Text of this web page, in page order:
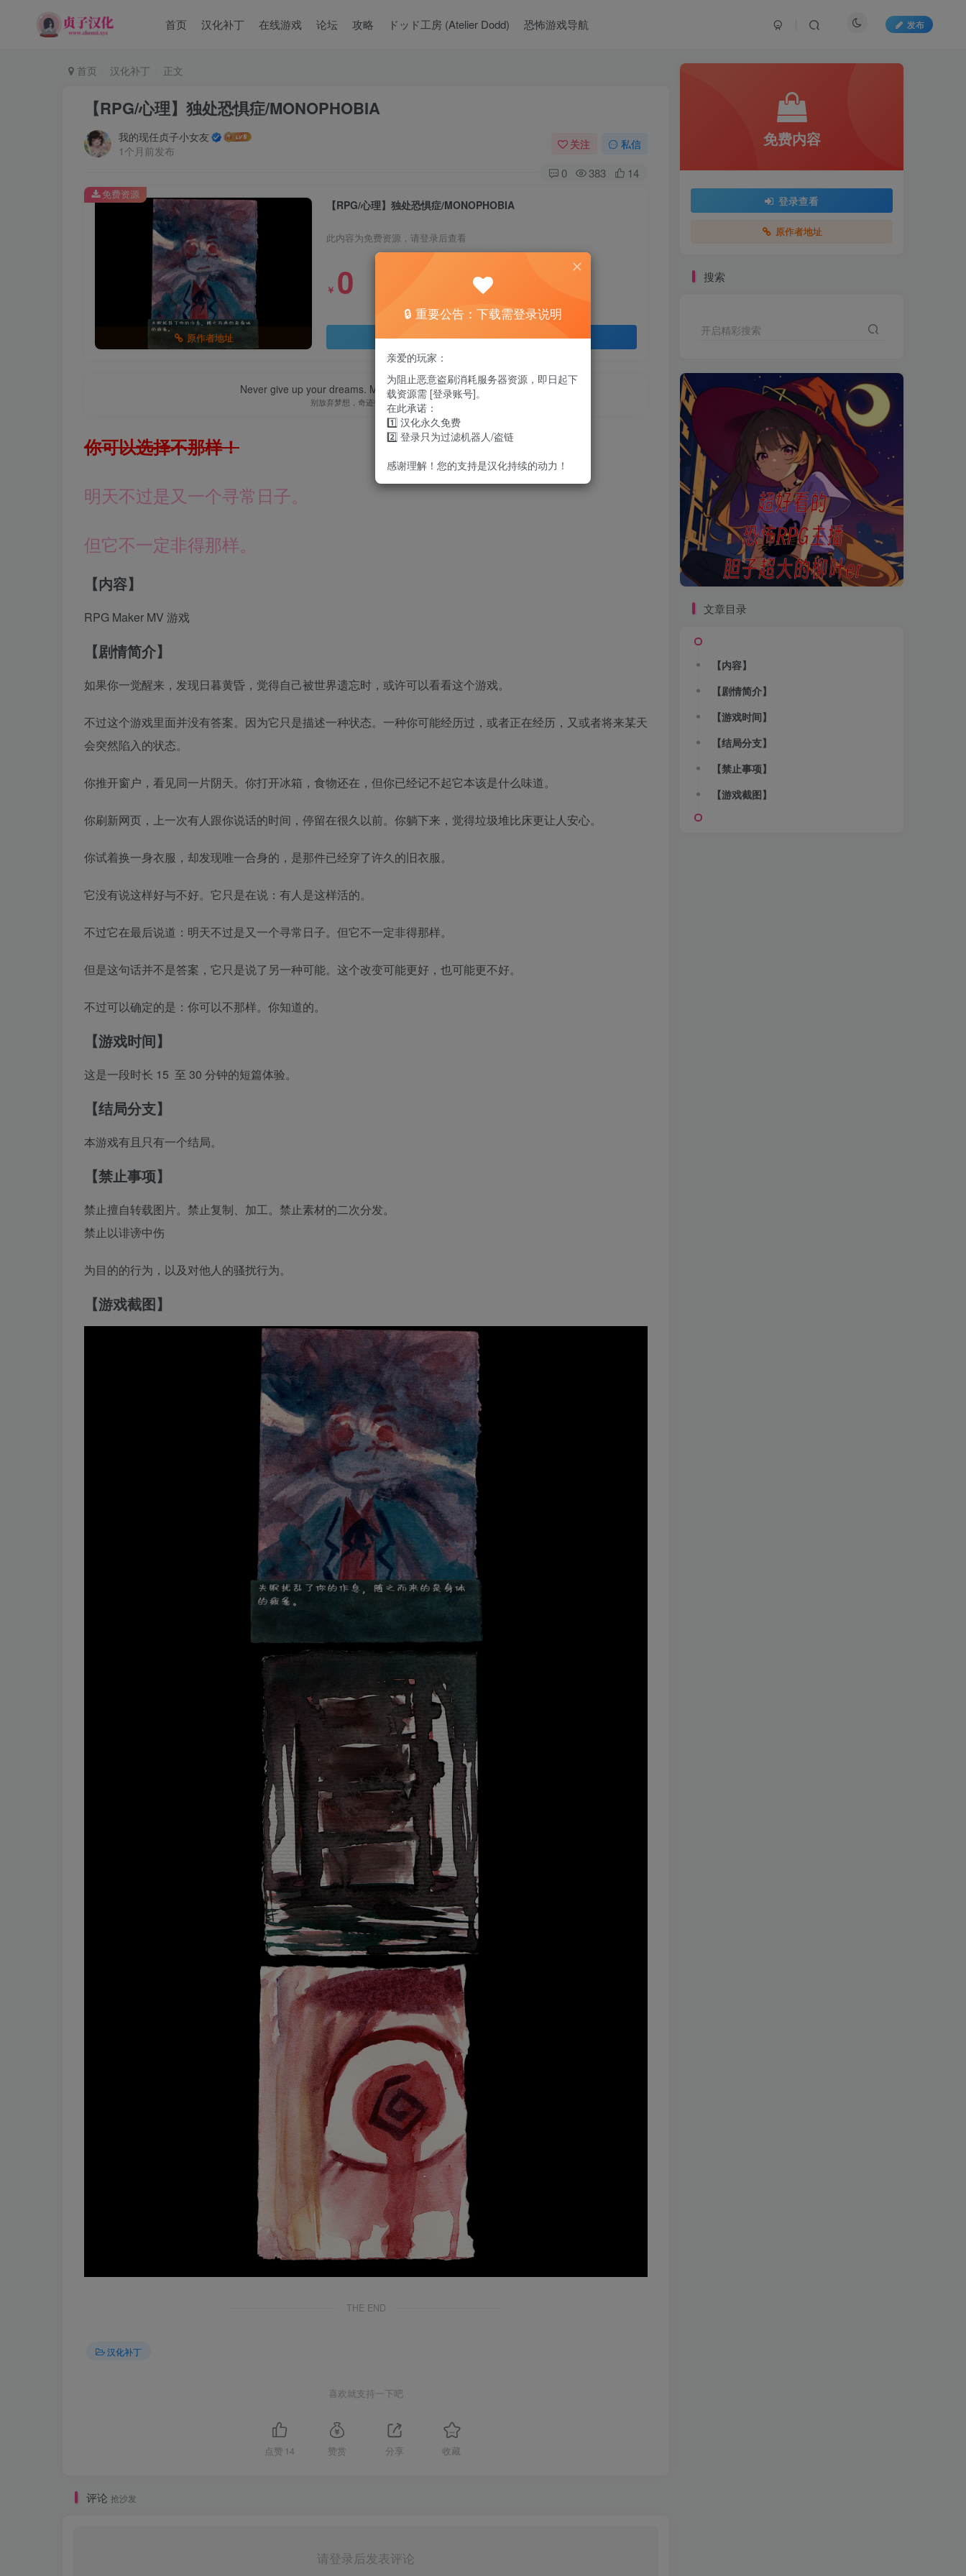
首页 汉化补丁 在线游戏 论坛 攻略 ドッド工房 (Atelier Dodd) 恐怖游戏导航 发布
首页 汉化补丁 正文
【RPG/心理】独处恐惧症/MONOPHOBIA
我的现任贞子小女友
1个月前发布
关注 私信
0 383 14
原作者地址
【RPG/心理】独处恐惧症/MONOPHOBIA
此内容为免费资源，请登录后查看
￥ 0
登录查看
免费资源
Never give up your dreams. Miracles happen everyday.
别放弃梦想，奇迹每天都在上演
你可以选择不那样！
明天不过是又一个寻常日子。
但它不一定非得那样。
【内容】
RPG Maker MV 游戏
【剧情简介】
如果你一觉醒来，发现日暮黄昏，觉得自己被世界遗忘时，或许可以看看这个游戏。
不过这个游戏里面并没有答案。因为它只是描述一种状态。一种你可能经历过，或者正在经历，又或者将来某天
会突然陷入的状态。
你推开窗户，看见同一片阴天。你打开冰箱，食物还在，但你已经记不起它本该是什么味道。
你刷新网页，上一次有人跟你说话的时间，停留在很久以前。你躺下来，觉得垃圾堆比床更让人安心。
你试着换一身衣服，却发现唯一合身的，是那件已经穿了许久的旧衣服。
它没有说这样好与不好。它只是在说：有人是这样活的。
不过它在最后说道：明天不过是又一个寻常日子。但它不一定非得那样。
但是这句话并不是答案，它只是说了另一种可能。这个改变可能更好，也可能更不好。
不过可以确定的是：你可以不那样。你知道的。
【游戏时间】
这是一段时长 15 至 30 分钟的短篇体验。
【结局分支】
本游戏有且只有一个结局。
【禁止事项】
禁止擅自转载图片。禁止复制、加工。禁止素材的二次分发。
禁止以诽谤中伤
为目的的行为，以及对他人的骚扰行为。
【游戏截图】
THE END
汉化补丁
喜欢就支持一下吧
点赞 14 赞赏 分享 收藏
评论 抢沙发
请登录后发表评论
免费内容
登录查看
原作者地址
搜索
开启精彩搜索
文章目录
【内容】
【剧情简介】
【游戏时间】
【结局分支】
【禁止事项】
【游戏截图】
🔒 重要公告：下载需登录说明
亲爱的玩家：
为阻止恶意盗刷消耗服务器资源，即日起下
载资源需 [登录账号]。
在此承诺：
1️⃣ 汉化永久免费
2️⃣ 登录只为过滤机器人/盗链
感谢理解！您的支持是汉化持续的动力！